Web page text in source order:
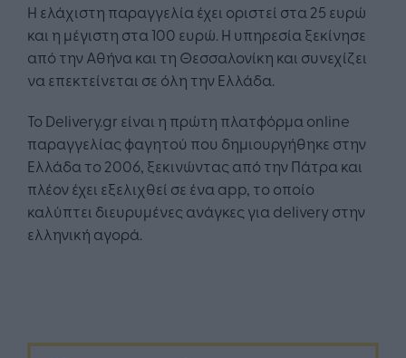
Η ελάχιστη παραγγελία έχει οριστεί στα 25 ευρώ
και η μέγιστη στα 100 ευρώ. Η υπηρεσία ξεκίνησε
από την Αθήνα και τη Θεσσαλονίκη και συνεχίζει
να επεκτείνεται σε όλη την Ελλάδα.
Το Delivery.gr είναι η πρώτη πλατφόρμα online
παραγγελίας φαγητού που δημιουργήθηκε στην
Ελλάδα τo 2006, ξεκινώντας από την Πάτρα και
πλέον έχει εξελιχθεί σε ένα app, το οποίο
καλύπτει διευρυμένες ανάγκες για delivery στην
ελληνική αγορά.